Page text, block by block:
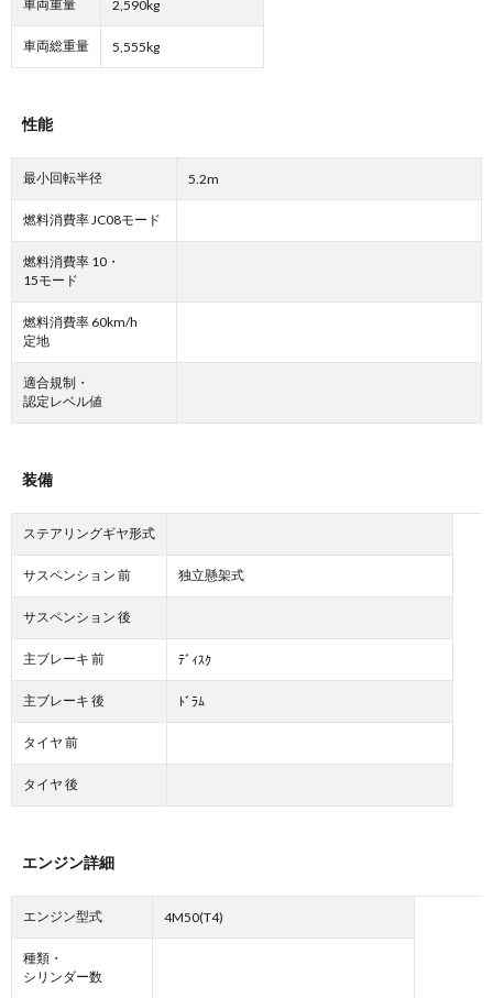
車両重量 2,590kg
車両総重量 5,555kg
性能
最小回転半径 5.2m
燃料消費率 JC08モード
燃料消費率 10・
15モード
燃料消費率 60km/h
定地
適合規制・
認定レベル値
装備
ステアリングギヤ形式
サスペンション 前 独立懸架式
サスペンション 後
主ブレーキ 前 ﾃﾞｨｽｸ
主ブレーキ 後 ﾄﾞﾗﾑ
タイヤ 前
タイヤ 後
エンジン詳細
エンジン型式 4M50(T4)
種類・
シリンダー数